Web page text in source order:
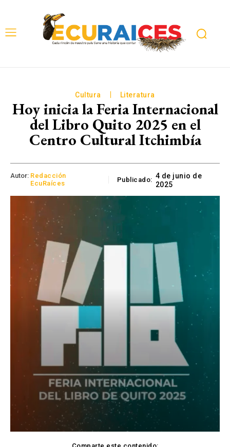
Cultura Literatura
Hoy inicia la Feria Internacional
del Libro Quito 2025 en el
Centro Cultural Itchimbía
Autor: Redacción
EcuRaíces
Publicado: 4 de junio de
2025